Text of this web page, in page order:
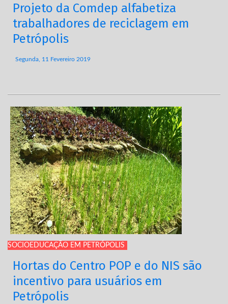
Projeto da Comdep alfabetiza
trabalhadores de reciclagem em
Petrópolis
Segunda, 11 Fevereiro 2019
SOCIOEDUCAÇÃO EM PETRÓPOLIS
Hortas do Centro POP e do NIS são
incentivo para usuários em
Petrópolis